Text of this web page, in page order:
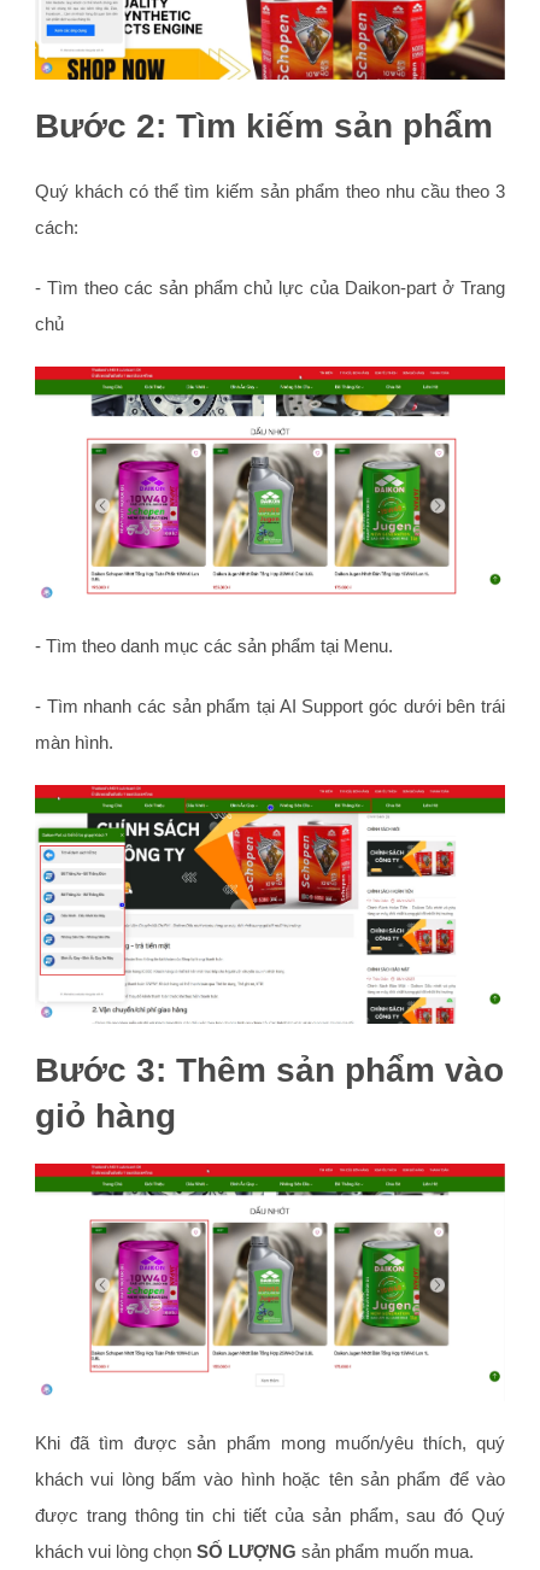
Bước 2: Tìm kiếm sản phẩm
Quý khách có thể tìm kiếm sản phẩm theo nhu cầu theo 3
cách:
- Tìm theo các sản phẩm chủ lực của Daikon-part ở Trang
chủ
- Tìm theo danh mục các sản phẩm tại Menu.
- Tìm nhanh các sản phẩm tại AI Support góc dưới bên trái
màn hình.
Bước 3: Thêm sản phẩm vào
giỏ hàng
Khi đã tìm được sản phẩm mong muốn/yêu thích, quý
khách vui lòng bấm vào hình hoặc tên sản phẩm để vào
được trang thông tin chi tiết của sản phẩm, sau đó Quý
khách vui lòng chọn SỐ LƯỢNG sản phẩm muốn mua.